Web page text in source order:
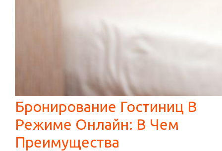
Бронирование Гостиниц В
Режиме Онлайн: В Чем
Преимущества